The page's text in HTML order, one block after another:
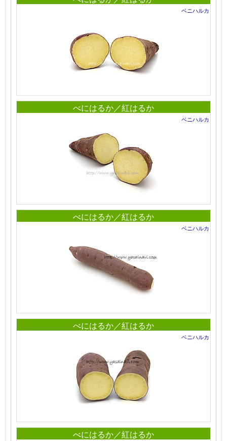
ベニハルカ
べにはるか／紅はるか
ベニハルカ
べにはるか／紅はるか
ベニハルカ
べにはるか／紅はるか
ベニハルカ
べにはるか／紅はるか